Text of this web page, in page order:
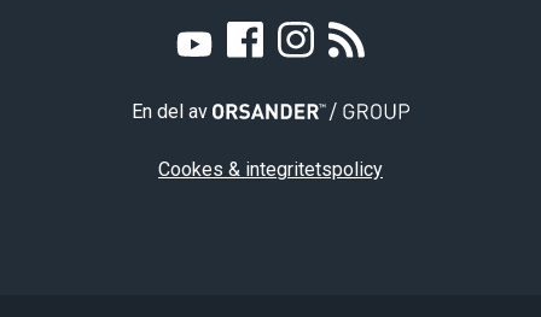
En del av
Cookes & integritetspolicy